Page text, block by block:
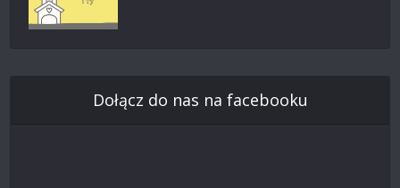
Dołącz do nas na facebooku